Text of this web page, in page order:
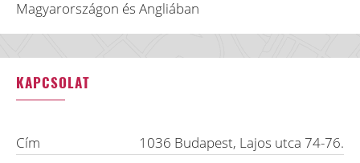
Magyarországon és Angliában
KAPCSOLAT
Cím 1036 Budapest, Lajos utca 74-76.